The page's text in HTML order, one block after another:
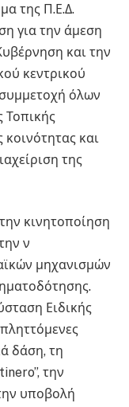
της Π.Ε.Δ.
για την άμεση
και την
κεντρικού
όλων
Τοπικής
κοινότητας και
της
κινητοποίηση
ν
μηχανισμών
Ειδικής
δάση, τη
την
υποβολή